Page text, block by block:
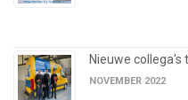
Nieuwe
NOVEMBER 2022